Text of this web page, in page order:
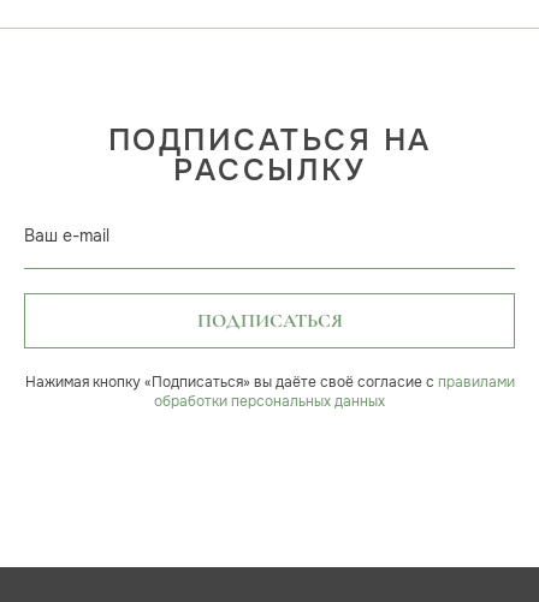
ПОДПИСАТЬСЯ НА
РАССЫЛКУ
Ваш e-mail
ПОДПИСАТЬСЯ
Нажимая кнопку «Подписаться» вы даёте своё согласие с правилами
обработки персональных данных